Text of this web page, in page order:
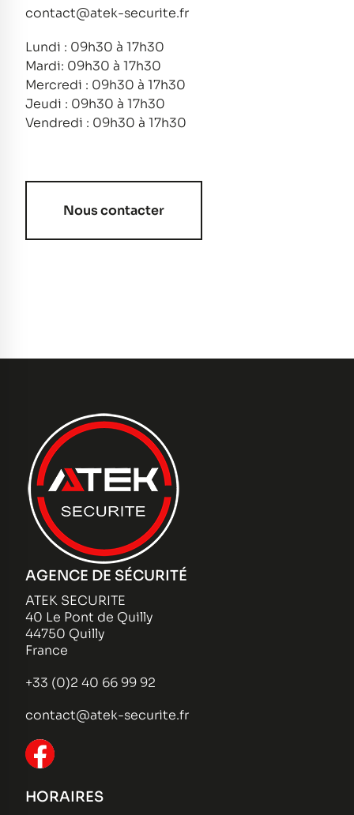
contact@atek-securite.fr
Lundi : 09h30 à 17h30
Mardi: 09h30 à 17h30
Mercredi : 09h30 à 17h30
Jeudi : 09h30 à 17h30
Vendredi : 09h30 à 17h30
Nous contacter
AGENCE DE SÉCURITÉ
ATEK SECURITE
40 Le Pont de Quilly
44750 Quilly
France
+33 (0)2 40 66 99 92
contact@atek-securite.fr
HORAIRES